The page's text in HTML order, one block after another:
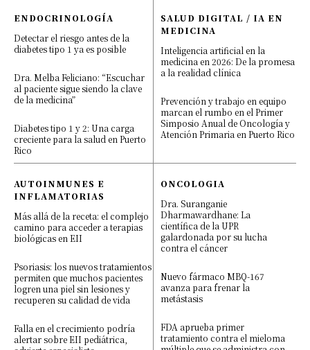
ENDOCRINOLOGÍA
Detectar el riesgo antes de la
diabetes tipo 1 ya es posible
Dra. Melba Feliciano: “Escuchar
al paciente sigue siendo la clave
de la medicina”
Diabetes tipo 1 y 2: Una carga
creciente para la salud en Puerto
Rico
SALUD DIGITAL / IA EN
MEDICINA
Inteligencia artificial en la
medicina en 2026: De la promesa
a la realidad clínica
Prevención y trabajo en equipo
marcan el rumbo en el Primer
Simposio Anual de Oncología y
Atención Primaria en Puerto Rico
AUTOINMUNES E
INFLAMATORIAS
Más allá de la receta: el complejo
camino para acceder a terapias
biológicas en EII
Psoriasis: los nuevos tratamientos
permiten que muchos pacientes
logren una piel sin lesiones y
recuperen su calidad de vida
Falla en el crecimiento podría
alertar sobre EII pediátrica,
ONCOLOGIA
Dra. Suranganie
Dharmawardhane: La
científica de la UPR
galardonada por su lucha
contra el cáncer
Nuevo fármaco MBQ-167
avanza para frenar la
metástasis
FDA aprueba primer
tratamiento contra el mieloma